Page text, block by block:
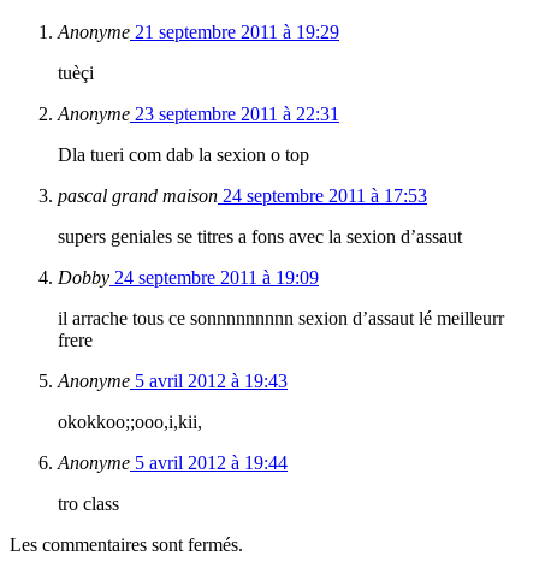
Anonyme 21 septembre 2011 à 19:29
tuèçi
Anonyme 23 septembre 2011 à 22:31
Dla tueri com dab la sexion o top
pascal grand maison 24 septembre 2011 à 17:53
supers geniales se titres a fons avec la sexion d’assaut
Dobby 24 septembre 2011 à 19:09
il arrache tous ce sonnnnnnnnn sexion d’assaut lé meilleurr
frere
Anonyme 5 avril 2012 à 19:43
okokkoo;;ooo,i,kii,
Anonyme 5 avril 2012 à 19:44
tro class
Les commentaires sont fermés.